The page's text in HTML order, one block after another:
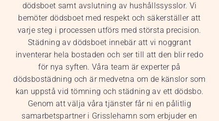
dödsboet samt avslutning av hushållssysslor. Vi
bemöter dödsboet med respekt och säkerställer att
varje steg i processen utförs med största precision.
Städning av dödsboet innebär att vi noggrant
inventerar hela bostaden och ser till att den blir redo
för nya syften. Våra team är experter på
dödsbostädning och är medvetna om de känslor som
kan uppstå vid tömning och städning av ett dödsbo.
Genom att välja våra tjänster får ni en pålitlig
samarbetspartner i Grisslehamn som erbjuder en